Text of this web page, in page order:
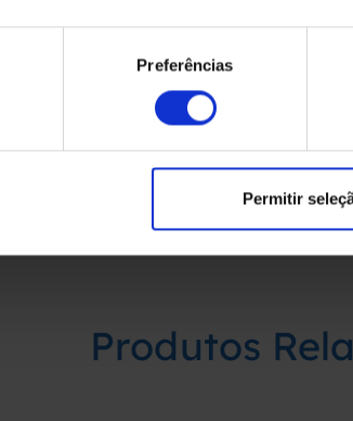
Preferências
Permitir
Produtos